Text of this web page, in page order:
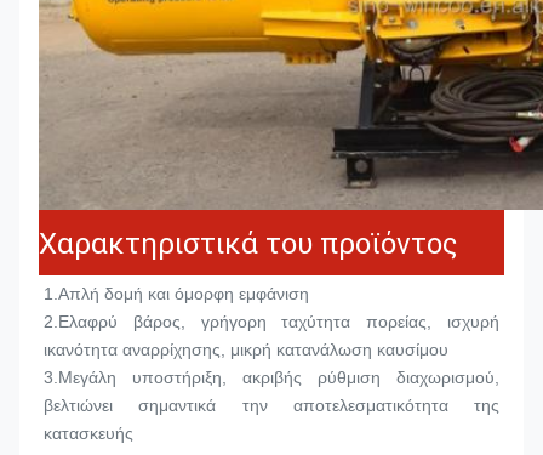
Χαρακτηριστικά του προϊόντος
1. Απλή δομή και όμορφη εμφάνιση
2. Ελαφρύ βάρος, γρήγορη ταχύτητα πορείας, ισχυρή
ικανότητα αναρρίχησης, μικρή κατανάλωση καυσίμου
3. Μεγάλη υποστήριξη, ακριβής ρύθμιση διαχωρισμού,
βελτιώνει σημαντικά την αποτελεσματικότητα της
κατασκευής